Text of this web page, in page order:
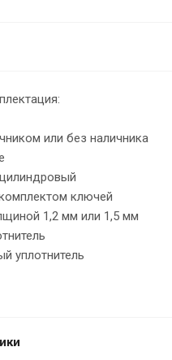
или без наличника
ключей
1,2 мм или 1,5 мм
уплотнитель